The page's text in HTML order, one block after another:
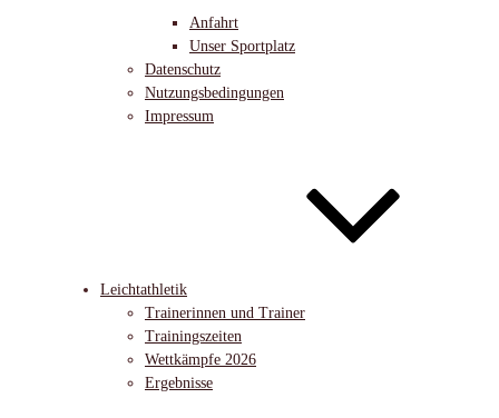
Anfahrt
Unser Sportplatz
Datenschutz
Nutzungsbedingungen
Impressum
Leichtathletik
Trainerinnen und Trainer
Trainingszeiten
Wettkämpfe 2026
Ergebnisse